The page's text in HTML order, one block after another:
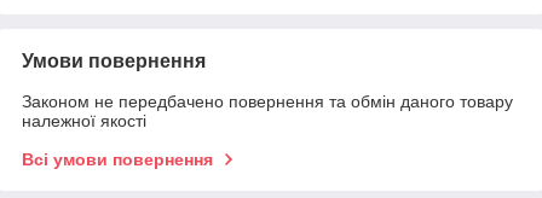
Умови повернення
Законом не передбачено повернення та обмін даного товару
належної якості
Всі умови повернення